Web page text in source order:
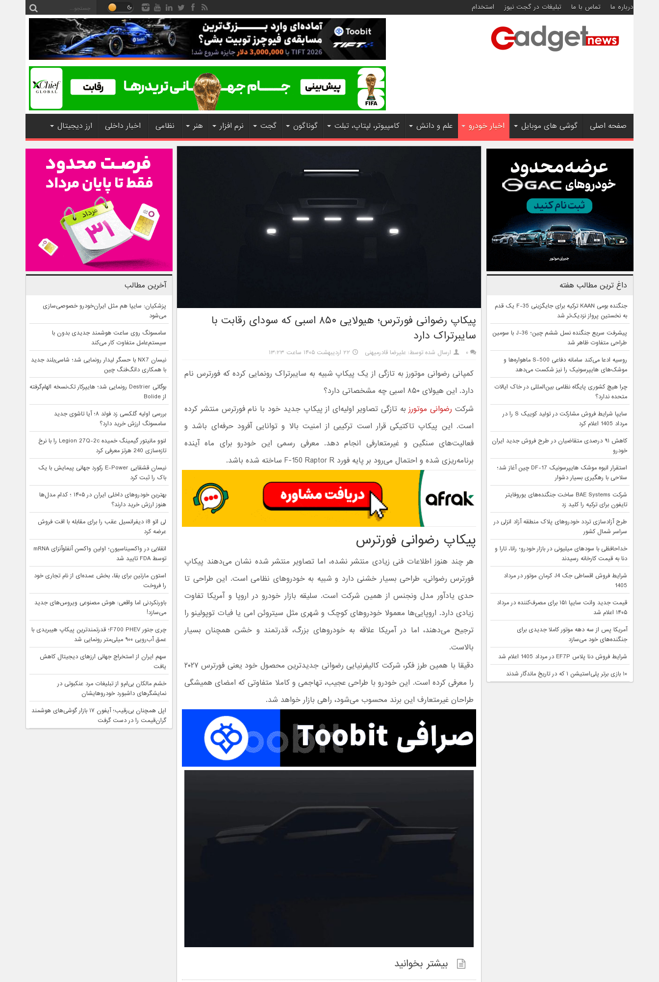
درباره ما تماس با ما تبلیغات در گجت نیوز استخدام
صفحه اصلی گوشی های موبایل اخبار خودرو علم و دانش کامپیوتر، لپتاپ، تبلت گوناگون گجت نرم افزار هنر نظامی اخبار داخلی ارز دیجیتال
پیکاپ رضوانی فورترس؛ هیولایی ۸۵۰ اسبی که سودای رقابت با
سایبرتراک دارد
۰ ارسال شده توسط: علیرضا قادرمیهنی ۲۲ اردیبهشت ۱۴۰۵ ساعت ۱۳:۲۳
کمپانی رضوانی موتورز به تازگی از یک پیکاپ شبیه به سایبرتراک رونمایی کرده که فورترس نام
دارد. این هیولای ۸۵۰ اسبی چه مشخصاتی دارد؟
شرکت رضوانی موتورزبه‌ تازگی تصاویر اولیه‌ای از پیکاپ جدید خود با نام فورترس منتشر کرده
است. این پیکاپ تاکتیکی قرار است ترکیبی از امنیت بالا و توانایی آفرود حرفه‌ای باشد و
فعالیت‌های سنگین و غیرمتعارفی انجام دهد. معرفی رسمی این خودرو برای ماه آینده
برنامه‌ریزی شده و احتمال می‌رود بر پایه فورد F-150 Raptor R ساخته شده باشد.
پیکاپ رضوانی فورترس
هر چند هنوز اطلاعات فنی زیادی منتشر نشده، اما تصاویر منتشر شده نشان می‌دهند پیکاپ
فورترس رضوانی، طراحی بسیار خشنی دارد و شبیه به خودروهای نظامی است. این طراحی‌ تا
حدی یادآور مدل ونجنس از همین شرکت است. سلیقه بازار خودرو در اروپا و آمریکا تفاوت
زیادی دارد. اروپایی‌ها معمولا خودروهای کوچک و شهری مثل سیتروئن امی یا فیات توپولینو را
ترجیح می‌دهند، اما در آمریکا علاقه به خودروهای بزرگ، قدرتمند و خشن همچنان بسیار
بالاست.
دقیقا با همین طرز فکر، شرکت کالیفرنیایی رضوانی جدیدترین محصول خود یعنی فورترس ۲۰۲۷
را معرفی کرده است. این خودرو با طراحی عجیب، تهاجمی و کاملا متفاوتی که امضای همیشگی
طراحان غیرمتعارف این برند محسوب می‌شود، راهی بازار خواهد شد.
بیشتر بخوانید
داغ ترین مطالب هفته
جنگنده بومی KAAN ترکیه برای جایگزینی F-35 یک قدم
به نخستین پرواز نزدیک‌تر شد
پیشرفت سریع جنگنده نسل ششم چین؛ J-36 با سومین
طراحی متفاوت ظاهر شد
روسیه ادعا می‌کند سامانه دفاعی S-500 ماهواره‌ها و
موشک‌های هایپرسونیک را نیز شکست می‌دهد
چرا هیچ کشوری پایگاه نظامی بین‌المللی در خاک ایالات
متحده ندارد؟
سایپا شرایط فروش مشارکت در تولید کوییک S را در
مرداد 1405 اعلام کرد
کاهش ۹۱ درصدی متقاضیان در طرح فروش جدید ایران
خودرو
استقرار انبوه موشک هایپرسونیک DF-17 چین آغاز شد؛
سلاحی با رهگیری بسیار دشوار
شرکت BAE Systems ساخت جنگنده‌های یوروفایتر
تایفون برای ترکیه را کلید زد
طرح آزادسازی تردد خودروهای پلاک منطقه آزاد انزلی در
سراسر شمال کشور
خداحافظی با سودهای میلیونی در بازار خودرو؛ رانا، تارا و
دنا به قیمت کارخانه رسیدند
شرایط فروش اقساطی جک J4 کرمان موتور در مرداد
1405
قیمت جدید وانت سایپا ۱۵۱ برای مصرف‌کننده در مرداد
۱۴۰۵ اعلام شد
آمریکا پس از سه دهه موتور کاملا جدیدی برای
جنگنده‌های خود می‌سازد
شرایط فروش دنا پلاس EF7P در مرداد 1405 اعلام شد
۱۰ بازی برتر پلی‌استیشن ۱ که در تاریخ ماندگار شدند
آخرین مطالب
پزشکیان: سایپا هم مثل ایران‌خودرو خصوصی‌سازی
می‌شود
سامسونگ روی ساعت هوشمند جدیدی بدون با
سیستم‌عامل متفاوت کار می‌کند
نیسان NX7 با حسگر لیدار رونمایی شد؛ شاسی‌بلند جدید
با همکاری دانگ‌فنگ چین
بوگاتی Destrier رونمایی شد؛ هایپرکار تک‌نسخه الهام‌گرفته
از Bolide
بررسی اولیه گلکسی زد فولد ۸؛ آیا تاشوی جدید
سامسونگ ارزش خرید دارد؟
لنوو مانیتور گیمینگ خمیده Legion 27Q-2c را با نرخ
تازه‌سازی 240 هرتز معرفی کرد
نیسان قشقایی E-Power رکورد جهانی پیمایش با یک
باک را ثبت کرد
بهترین خودروهای داخلی ایران در ۱۴۰۵ ؛ کدام مدل‌ها
هنوز ارزش خرید دارند؟
لی اتو i8 دیفرانسیل عقب را برای مقابله با افت فروش
عرضه کرد
انقلابی در واکسیناسیون؛ اولین واکسن آنفلوآنزای mRNA
توسط FDA تایید شد
استون مارتین برای بقا، بخش عمده‌ای از نام تجاری خود
را فروخت
باورنکردنی اما واقعی: هوش مصنوعی ویروس‌های جدید
می‌سازد!
چری جتور F700 PHEV؛ قدرتمندترین پیکاپ هیبریدی با
عمق آب‌رویی ۹۰۰ میلی‌متر رونمایی شد
سهم ایران از استخراج جهانی ارزهای دیجیتال کاهش
یافت
خشم مالکان بی‌ام‌و از تبلیغات مرد عنکبوتی در
نمایشگرهای داشبورد خودروهایشان
اپل همچنان بی‌رقیب؛ آیفون ۱۷ بازار گوشی‌های هوشمند
گران‌قیمت را در دست گرفت